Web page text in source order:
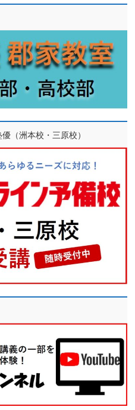
（洲本校・三原校）